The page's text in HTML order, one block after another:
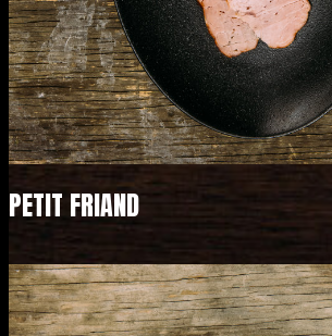
PETIT FRIAND